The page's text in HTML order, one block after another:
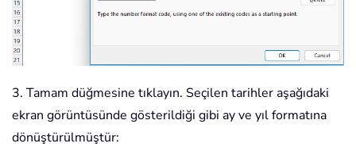
3. Tamam düğmesine tıklayın. Seçilen tarihler aşağıdaki
ekran görüntüsünde gösterildiği gibi ay ve yıl formatına
dönüştürülmüştür: